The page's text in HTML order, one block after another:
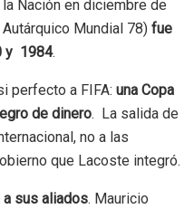
Nación en diciembre de
Autárquico Mundial 78) fue
y 1984.
perfecto a FIFA: una Copa
de dinero. La salida de
no a las
que Lacoste integró.
a sus aliados. Mauricio